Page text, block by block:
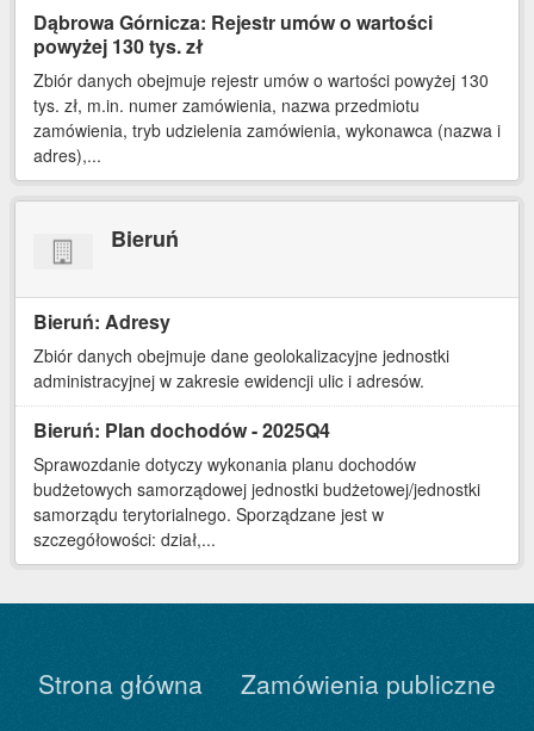
Dąbrowa Górnicza: Rejestr umów o wartości
powyżej 130 tys. zł
Zbiór danych obejmuje rejestr umów o wartości powyżej 130
tys. zł, m.in. numer zamówienia, nazwa przedmiotu
zamówienia, tryb udzielenia zamówienia, wykonawca (nazwa i
adres),...
Bieruń
Bieruń: Adresy
Zbiór danych obejmuje dane geolokalizacyjne jednostki
administracyjnej w zakresie ewidencji ulic i adresów.
Bieruń: Plan dochodów - 2025Q4
Sprawozdanie dotyczy wykonania planu dochodów
budżetowych samorządowej jednostki budżetowej/jednostki
samorządu terytorialnego. Sporządzane jest w
szczegółowości: dział,...
Strona główna
Zamówienia publiczne